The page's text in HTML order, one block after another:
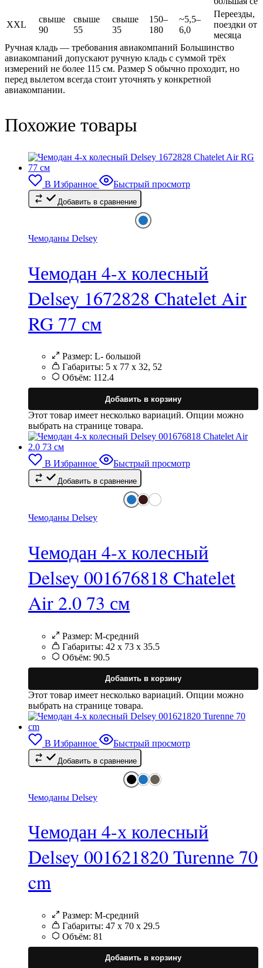
XXL
свыше
90
свыше
55
свыше
35
150–
180
~5,5–
6,0
Переезды,
поездки от
месяца
Ручная кладь — требования авиакомпаний Большинство
авиакомпаний допускают ручную кладь с суммой трёх
измерений не более 115 см. Размер S обычно проходит, но
перед вылетом всегда стоит уточнять у конкретной
авиакомпании.
Похожие товары
В Избранное Быстрый просмотр
Добавить в сравнение
Чемоданы Delsey
Чемодан 4-х колесный
Delsey 1672828 Chatelet Air
RG 77 см
Размер: L- большой
Габариты: 5 х 77 х 32, 52
Объём: 112.4
Добавить в корзину
Этот товар имеет несколько вариаций. Опции можно
выбрать на странице товара.
В Избранное Быстрый просмотр
Добавить в сравнение
Чемоданы Delsey
Чемодан 4-х колесный
Delsey 001676818 Chatelet
Air 2.0 73 см
Размер: M-средний
Габариты: 42 х 73 х 35.5
Объём: 90.5
Добавить в корзину
Этот товар имеет несколько вариаций. Опции можно
выбрать на странице товара.
В Избранное Быстрый просмотр
Добавить в сравнение
Чемоданы Delsey
Чемодан 4-х колесный
Delsey 001621820 Turenne 70
cm
Размер: M-средний
Габариты: 47 х 70 х 29.5
Объём: 81
Добавить в корзину